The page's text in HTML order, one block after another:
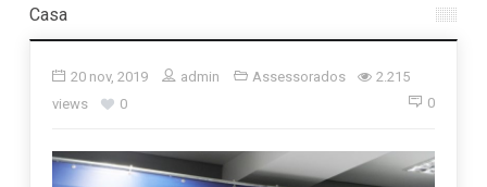
Casa
20 nov, 2019 admin Assessorados
2.215
views
0 0